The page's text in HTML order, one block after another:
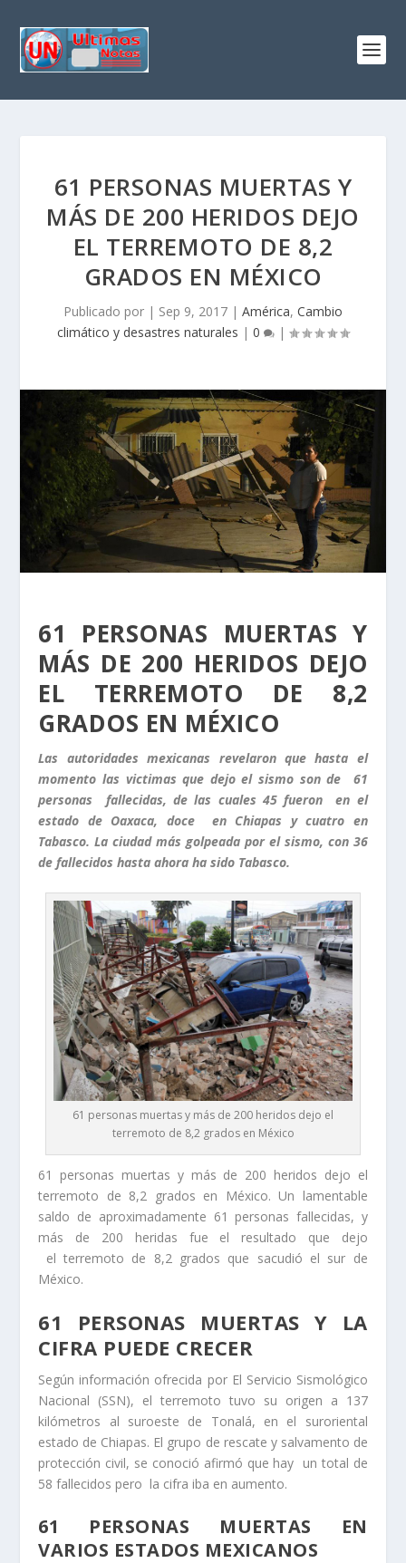
61 PERSONAS MUERTAS Y
MÁS DE 200 HERIDOS DEJO
EL TERREMOTO DE 8,2
GRADOS EN MÉXICO
Publicado por | Sep 9, 2017 | América, Cambio
climático y desastres naturales | 0 |
61 PERSONAS MUERTAS Y
MÁS DE 200 HERIDOS DEJO
EL TERREMOTO DE 8,2
GRADOS EN MÉXICO
Las autoridades mexicanas revelaron que hasta el
momento las victimas que dejo el sismo son de 61
personas fallecidas, de las cuales 45 fueron en el
estado de Oaxaca, doce en Chiapas y cuatro en
Tabasco. La ciudad más golpeada por el sismo, con 36
de fallecidos hasta ahora ha sido Tabasco.
61 personas muertas y más de 200 heridos dejo el
terremoto de 8,2 grados en México
61 personas muertas y más de 200 heridos dejo el
terremoto de 8,2 grados en México. Un lamentable
saldo de aproximadamente 61 personas fallecidas, y
más de 200 heridas fue el resultado que dejo
el terremoto de 8,2 grados que sacudió el sur de
México.
61 PERSONAS MUERTAS Y LA
CIFRA PUEDE CRECER
Según información ofrecida por El Servicio Sismológico
Nacional (SSN), el terremoto tuvo su origen a 137
kilómetros al suroeste de Tonalá, en el suroriental
estado de Chiapas. El grupo de rescate y salvamento de
protección civil, se conoció afirmó que hay un total de
58 fallecidos pero la cifra iba en aumento.
61 PERSONAS MUERTAS EN
VARIOS ESTADOS MEXICANOS